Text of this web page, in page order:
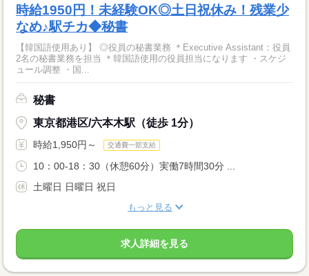
時給1950円！未経験OK◎土日祝休み！残業少
なめ♪駅チカ◆秘書
【韓国語使用あり】 ◎役員の秘書業務 ＊Executive Assistant：役員
2名の秘書業務を担当 ＊韓国語使用の役員担当になります ・スケジ
ュール調整 ・国...
秘書
東京都港区/六本木駅（徒歩 1分）
時給1,950円～ 交通費一部支給
10：00-18：30（休憩60分）実働7時間30分 ...
土曜日 日曜日 祝日
もっと見る
求人詳細を見る